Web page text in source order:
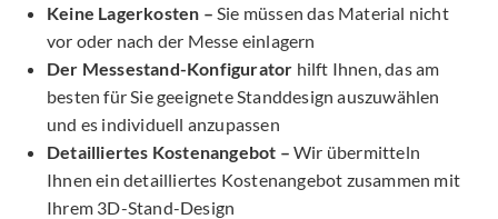
Keine Lagerkosten – Sie müssen das Material nicht
vor oder nach der Messe einlagern
Der Messestand-Konfigurator hilft Ihnen, das am
besten für Sie geeignete Standdesign auszuwählen
und es individuell anzupassen
Detailliertes Kostenangebot – Wir übermitteln
Ihnen ein detailliertes Kostenangebot zusammen mit
Ihrem 3D-Stand-Design